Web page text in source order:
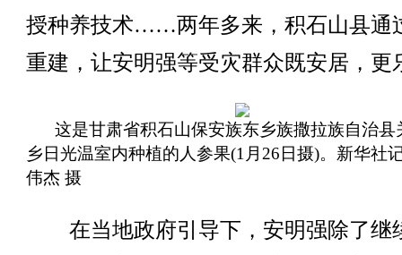
授种养技术……两年多来，积石山县通
重建，让安明强等受灾群众既安居，更
这是甘肃省积石山保安族东乡族撒拉族自治县
乡日光温室内种植的人参果(1月26日摄)。新华社
伟杰 摄
在当地政府引导下，安明强除了继